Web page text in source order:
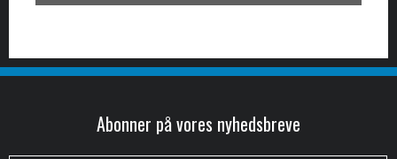
Abonner på vores nyhedsbreve